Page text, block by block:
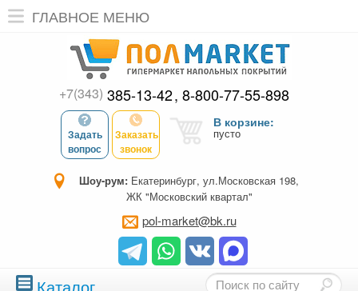
ГЛАВНОЕ МЕНЮ
+7(343) 385-13-42 8-800-77-55-898
Задать
вопрос
Заказать
звонок
В корзине:
пусто
Шоу-рум: Екатеринбург, ул.Московская 198,
ЖК "Московский квартал"
pol-market@bk.ru